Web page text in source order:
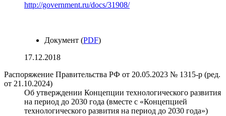
http://government.ru/docs/31908/
Документ (PDF)
17.12.2018
Распоряжение Правительства РФ от 20.05.2023 № 1315-р (ред.
от 21.10.2024)
Об утверждении Концепции технологического развития
на период до 2030 года (вместе с «Концепцией
технологического развития на период до 2030 года»)